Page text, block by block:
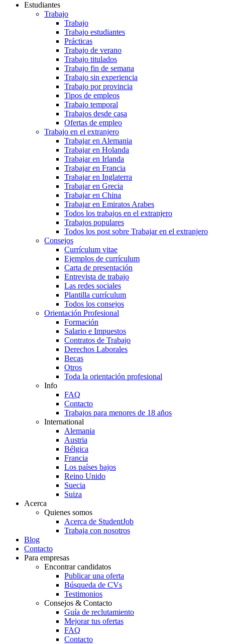
Estudiantes
Trabajo
Trabajo
Trabajo estudiantes
Prácticas
Trabajo de verano
Trabajo titulados
Trabajo fin de semana
Trabajo sin experiencia
Trabajo por provincia
Tipos de empleos
Trabajo temporal
Trabajos desde casa
Ofertas de empleo
Trabajo en el extranjero
Trabajar en Alemania
Trabajar en Holanda
Trabajar en Irlanda
Trabajar en Francia
Trabajar en Inglaterra
Trabajar en Grecia
Trabajar en China
Trabajar en Emiratos Arabes
Todos los trabajos en el extranjero
Trabajos populares
Todos los post sobre Trabajar en el extranjero
Consejos
Currículum vitae
Ejemplos de currículum
Carta de presentación
Entrevista de trabajo
Las redes sociales
Plantilla currículum
Todos los consejos
Orientación Profesional
Formación
Salario e Impuestos
Contratos de Trabajo
Derechos Laborales
Becas
Otros
Toda la orientación profesional
Info
FAQ
Contacto
Trabajos para menores de 18 años
International
Alemania
Austria
Bélgica
Francia
Los países bajos
Reino Unido
Suecia
Suiza
Acerca
Quienes somos
Acerca de StudentJob
Trabaja con nosotros
Blog
Contacto
Para empresas
Encontrar candidatos
Publicar una oferta
Búsqueda de CVs
Testimonios
Consejos & Contacto
Guía de reclutamiento
Mejorar tus ofertas
FAQ
Contacto